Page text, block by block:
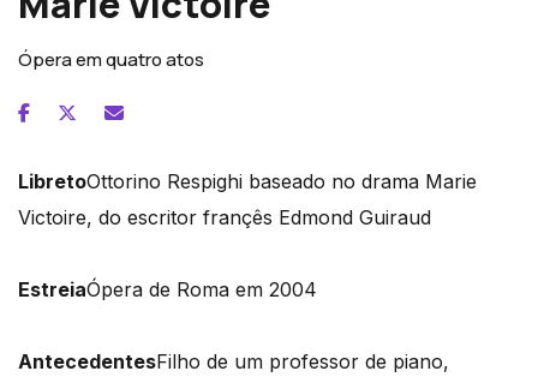
Ópera em quatro atos
LibretoOttorino Respighi baseado no drama Marie
Victoire, do escritor françês Edmond Guiraud
EstreiaÓpera de Roma em 2004
AntecedentesFilho de um professor de piano,